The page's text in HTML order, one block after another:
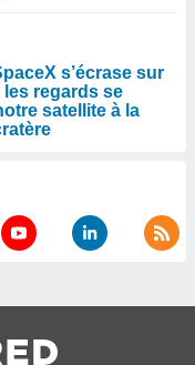
s’écrase sur
les regards se
satellite à la